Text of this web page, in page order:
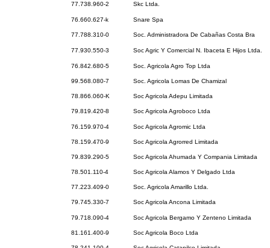
77.738.960-2 Skc Ltda.
76.660.627-k Snare Spa
77.788.310-0 Soc. Administradora De Cabañas Costa Bra
77.930.550-3 Soc Agric Y Comercial N. Ibaceta E Hijos Ltda.
76.842.680-5 Soc. Agricola Agro Top Ltda
99.568.080-7 Soc. Agricola Lomas De Chamizal
78.866.060-K Soc Agricola Adepu Limitada
79.819.420-8 Soc Agricola Agroboco Ltda
76.159.970-4 Soc Agricola Agromic Ltda
78.159.470-9 Soc Agricola Agrorred Limitada
79.839.290-5 Soc Agricola Ahumada Y Compania Limitada
78.501.110-4 Soc Agricola Alamos Y Delgado Ltda
77.223.409-0 Soc. Agricola Amarillo Ltda.
79.745.330-7 Soc Agricola Ancona Limitada
79.718.090-4 Soc Agricola Bergamo Y Zenteno Limitada
81.161.400-9 Soc Agricola Boco Ltda